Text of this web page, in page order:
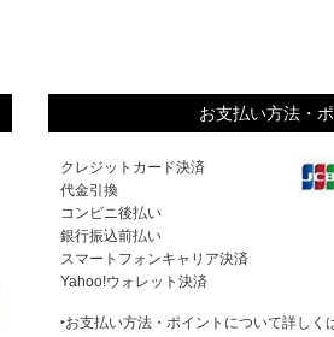
お支払い方法・
クレジットカード決済
代金引換
コンビニ後払い
銀行振込前払い
スマートフォンキャリア決済
Yahoo!ウォレット決済
‣お支払い方法・ポイントについて詳しく